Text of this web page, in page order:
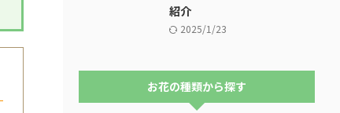
紹介
2025/1/23
お花の種類から探す